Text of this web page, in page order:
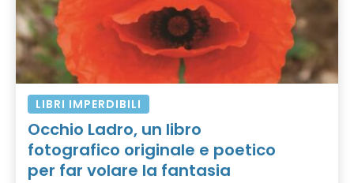
LIBRI IMPERDIBILI
Occhio Ladro, un libro
fotografico originale e poetico
per far volare la fantasia